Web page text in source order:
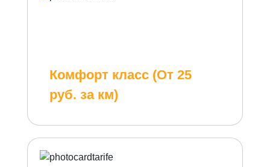
Комфорт класс (От 25
руб. за км)